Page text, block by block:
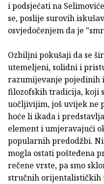
i podsjećati na
se, poslije surovih
osvjedočenjem da je
Ozbiljni pokušaji da se
utemeljeni, solidni i
razumijevanje pojedinih
filozofskih tradicija, koji
uočljivijim, još uvijek ne
hoće li ikada i
element i umjeravajući
popularnih predodžbi.
mogla ostati pošteđena
rečene vrste, pa smo
stručnih orijentalističkih